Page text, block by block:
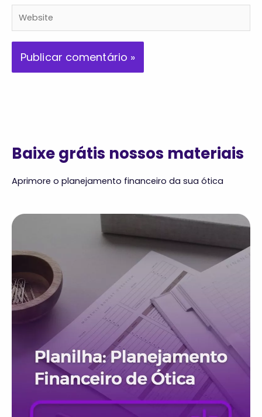
Website
Baixe grátis nossos materiais
Aprimore o planejamento financeiro da sua ótica